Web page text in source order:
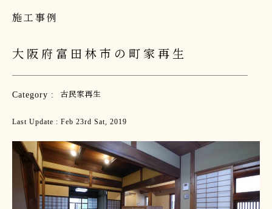
施工事例
大阪府富田林市の町家再生
Category : 古民家再生
Last Update : Feb 23rd Sat, 2019